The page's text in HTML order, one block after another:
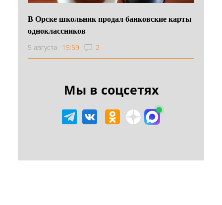
В Орске школьник продал банковские карты
одноклассников
5 августа 15:59 2
Мы в соцсетях